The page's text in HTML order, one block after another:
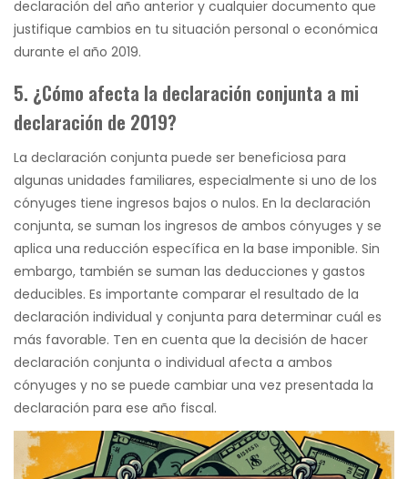
declaración del año anterior y cualquier documento que
justifique cambios en tu situación personal o económica
durante el año 2019.
5. ¿Cómo afecta la declaración conjunta a mi
declaración de 2019?
La declaración conjunta puede ser beneficiosa para
algunas unidades familiares, especialmente si uno de los
cónyuges tiene ingresos bajos o nulos. En la declaración
conjunta, se suman los ingresos de ambos cónyuges y se
aplica una reducción específica en la base imponible. Sin
embargo, también se suman las deducciones y gastos
deducibles. Es importante comparar el resultado de la
declaración individual y conjunta para determinar cuál es
más favorable. Ten en cuenta que la decisión de hacer
declaración conjunta o individual afecta a ambos
cónyuges y no se puede cambiar una vez presentada la
declaración para ese año fiscal.